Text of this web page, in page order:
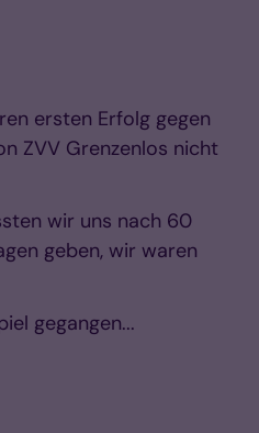
ersten Erfolg gegen
ZVV Grenzenlos nicht
wir uns nach 60
geben, wir waren
gegangen...